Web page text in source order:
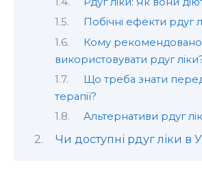
Побічні ефекти рдуг
Кому рекомендовано
використовувати рдуг
Що треба знати
терапії?
Альтернативи рдуг
Чи доступні рдуг ліки в